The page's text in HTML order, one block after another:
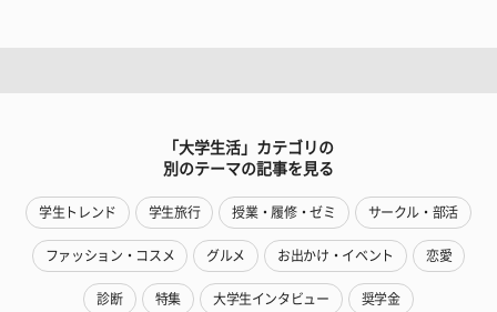
「大学生活」カテゴリの
別のテーマの記事を見る
学生トレンド 学生旅行 授業・履修・ゼミ サークル・部活
ファッション・コスメ グルメ お出かけ・イベント 恋愛
診断 特集 大学生インタビュー 奨学金